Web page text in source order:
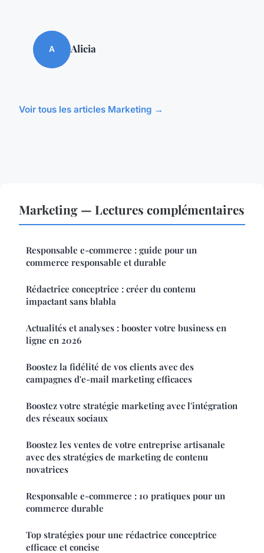
A Alicia
Voir tous les articles Marketing →
Marketing — Lectures complémentaires
Responsable e-commerce : guide pour un
commerce responsable et durable
Rédactrice conceptrice : créer du contenu
impactant sans blabla
Actualités et analyses : booster votre business en
ligne en 2026
Boostez la fidélité de vos clients avec des
campagnes d'e-mail marketing efficaces
Boostez votre stratégie marketing avec l'intégration
des réseaux sociaux
Boostez les ventes de votre entreprise artisanale
avec des stratégies de marketing de contenu
novatrices
Responsable e-commerce : 10 pratiques pour un
commerce durable
Top stratégies pour une rédactrice conceptrice
efficace et concise